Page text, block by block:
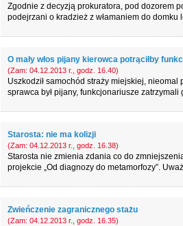
Zgodnie z decyzją prokuratora, pod dozorem
podejrzani o kradzież z włamaniem do
O mały włos pijany kierowca potrąciłby
(Zam: 04.12.2013 r., godz. 16.40)
Uszkodził samochód straży miejskiej, nieomal
sprawca był pijany, funkcjonariusze
Starosta: nie ma kolizji
(Zam: 04.12.2013 r., godz. 16.38)
Starosta nie zmienia zdania co do
projekcie „Od diagnozy do metamorfozy”.
Zwieńczenie zagranicznego stażu
(Zam: 04.12.2013 r., godz. 16.35)